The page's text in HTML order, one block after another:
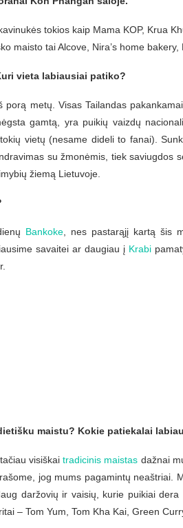
tokios kaip Mama KOP, Krua
maisto tai Alcove, Nira’s home bakery,
vieta labiausiai patiko?
porą metų. Visas Tailandas
gamtą, yra puikių vaizdų
vietų (nesame dideli to fanai).
su žmonėmis, tiek saviugdos
žiemą Lietuvoje.
Bankoke, nes pastarąjį kartą šis
savaitei ar daugiau į Krabi
maistu? Kokie patiekalai
visiškaitradicinis maistas dažnai
jog mums pagamintų neaštriai.
daržovių ir vaisių, kurie puikiai
– Tom Yum, Tom Kha Kai, Green